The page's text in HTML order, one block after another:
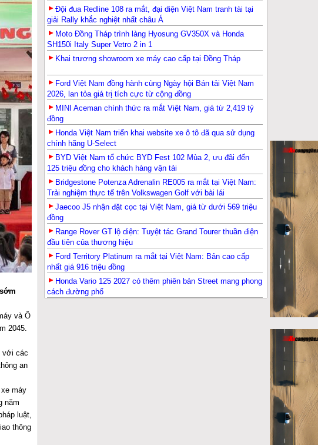
và Ô
2045.
với các
an
máy
năm
luật,
thông
Đội đua Redline 108 ra mắt, đại diện Việt Nam tranh tài tại
giải Rally khắc nghiệt nhất châu Á
Moto Đồng Tháp trình làng Hyosung GV350X và Honda
SH150i Italy Super Vetro 2 in 1
Khai trương showroom xe máy cao cấp tại Đồng Tháp
Ford Việt Nam đồng hành cùng Ngày hội Bán tải Việt Nam
2026, lan tỏa giá trị tích cực từ cộng đồng
MINI Aceman chính thức ra mắt Việt Nam, giá từ 2,419 tỷ
đồng
Honda Việt Nam triển khai website xe ô tô đã qua sử dụng
chính hãng U-Select
BYD Việt Nam tổ chức BYD Fest 102 Mùa 2, ưu đãi đến
125 triệu đồng cho khách hàng vận tải
Bridgestone Potenza Adrenalin RE005 ra mắt tại Việt Nam:
Trải nghiệm thực tế trên Volkswagen Golf với bài lái
Gymkhana
Jaecoo J5 nhận đặt cọc tại Việt Nam, giá từ dưới 569 triệu
đồng
Range Rover GT lộ diện: Tuyệt tác Grand Tourer thuần điện
đầu tiên của thương hiệu
Ford Territory Platinum ra mắt tại Việt Nam: Bản cao cấp
nhất giá 916 triệu đồng
Honda Vario 125 2027 có thêm phiên bản Street mang phong
cách đường phố